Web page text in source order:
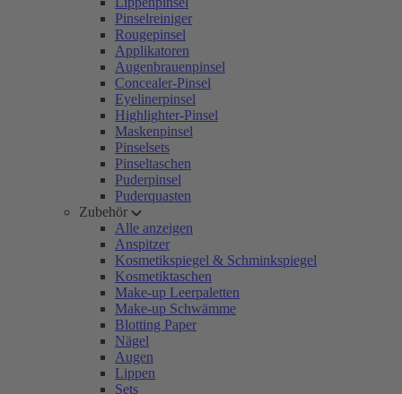
Pinselreiniger
Rougepinsel
Applikatoren
Augenbrauenpinsel
Concealer-Pinsel
Eyelinerpinsel
Highlighter-Pinsel
Maskenpinsel
Pinselsets
Pinseltaschen
Puderpinsel
Puderquasten
Zubehör
Alle anzeigen
Anspitzer
Kosmetikspiegel & Schminkspiegel
Kosmetiktaschen
Make-up Leerpaletten
Make-up Schwämme
Blotting Paper
Nägel
Augen
Lippen
Sets